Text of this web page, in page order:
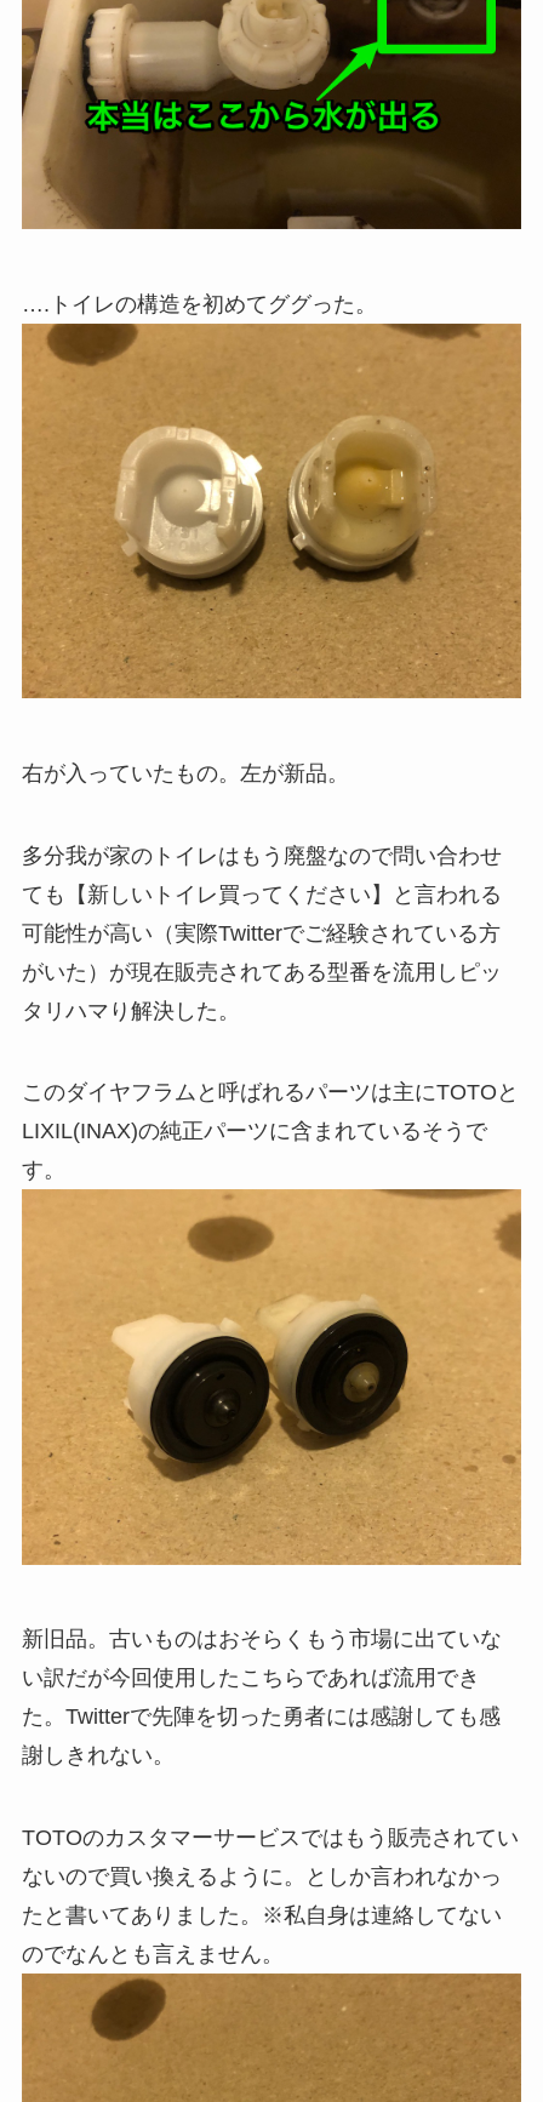
….トイレの構造を初めてググった。
右が入っていたもの。左が新品。
多分我が家のトイレはもう廃盤なので問い合わせ
ても【新しいトイレ買ってください】と言われる
可能性が高い（実際Twitterでご経験されている方
がいた）が現在販売されてある型番を流用しピッ
タリハマり解決した。
このダイヤフラムと呼ばれるパーツは主にTOTOと
LIXIL(INAX)の純正パーツに含まれているそうで
す。
新旧品。古いものはおそらくもう市場に出ていな
い訳だが今回使用したこちらであれば流用でき
た。Twitterで先陣を切った勇者には感謝しても感
謝しきれない。
TOTOのカスタマーサービスではもう販売されてい
ないので買い換えるように。としか言われなかっ
たと書いてありました。※私自身は連絡してない
のでなんとも言えません。